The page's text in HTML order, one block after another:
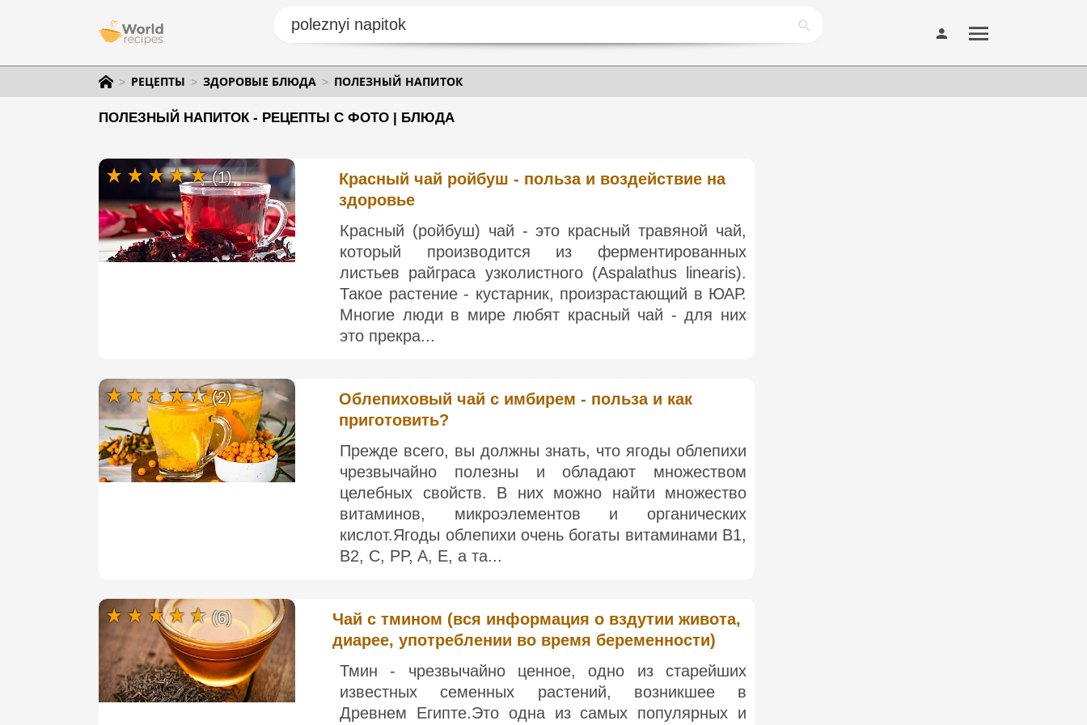
РЕЦЕПТЫ ЗДОРОВЫЕ БЛЮДА ПОЛЕЗНЫЙ НАПИТОК
ПОЛЕЗНЫЙ НАПИТОК - РЕЦЕПТЫ С ФОТО | БЛЮДА
Красный чай ройбуш - польза и воздействие на
здоровье
Красный (ройбуш) чай - это красный травяной чай,
который производится из ферментированных
листьев райграса узколистного (Aspalathus linearis).
Такое растение - кустарник, произрастающий в ЮАР.
Многие люди в мире любят красный чай - для них
это прекра...
(1)
Облепиховый чай с имбирем - польза и как
приготовить?
Прежде всего, вы должны знать, что ягоды облепихи
чрезвычайно полезны и обладают множеством
целебных свойств. В них можно найти множество
витаминов, микроэлементов и органических
кислот.Ягоды облепихи очень богаты витаминами B1,
B2, C, PP, A, E, а та...
(2)
Чай с тмином (вся информация о вздутии живота,
диарее, употреблении во время беременности)
Тмин - чрезвычайно ценное, одно из старейших
известных семенных растений, возникшее в
Древнем Египте.Это одна из самых популярных и
(6)